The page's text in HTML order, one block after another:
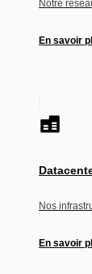
Notre
En savoir
Nos
En savoir